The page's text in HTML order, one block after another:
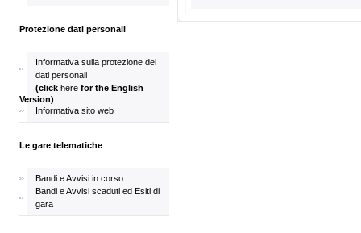
Protezione dati personali
Informativa sulla protezione dei
dati personali
(click here for the English
Version)
Informativa sito web
Le gare telematiche
Bandi e Avvisi in corso
Bandi e Avvisi scaduti ed Esiti di
gara